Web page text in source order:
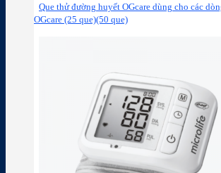
Que thử đường huyết OGcare dùng cho các
OGcare (25 que)(50 que)